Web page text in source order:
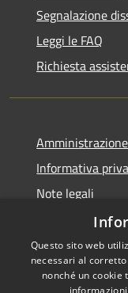
Segnalazione
Leggi le FAQ
Richiesta
Informativa
Note legali
Dichiarazione di
Questo sito web
necessari al
nonché un